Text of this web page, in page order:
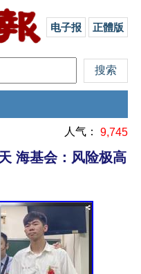
电子报 正體版
人气： 9,745
海基会：风险极高